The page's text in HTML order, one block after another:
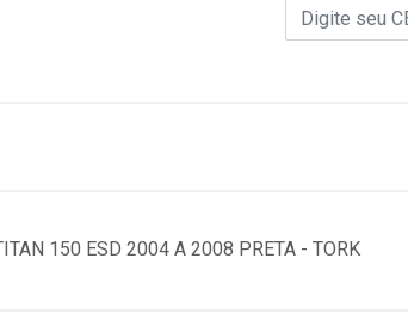
150 ESD 2004 A 2008 PRETA - TORK